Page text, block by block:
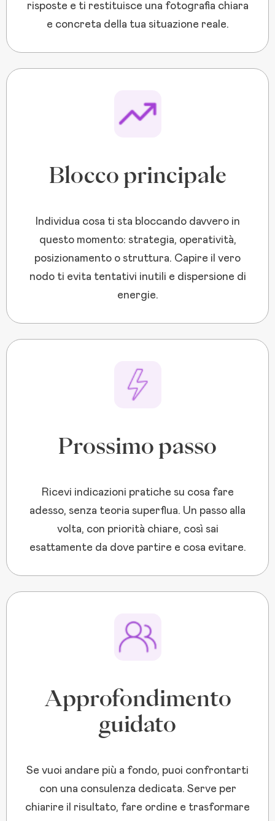
risposte e ti restituisce una fotografia chiara
e concreta della tua situazione reale.
Blocco principale
Individua cosa ti sta bloccando davvero in
questo momento: strategia, operatività,
posizionamento o struttura. Capire il vero
nodo ti evita tentativi inutili e dispersione di
energie.
Prossimo passo
Ricevi indicazioni pratiche su cosa fare
adesso, senza teoria superflua. Un passo alla
volta, con priorità chiare, così sai
esattamente da dove partire e cosa evitare.
Approfondimento
guidato
Se vuoi andare più a fondo, puoi confrontarti
con una consulenza dedicata. Serve per
chiarire il risultato, fare ordine e trasformare